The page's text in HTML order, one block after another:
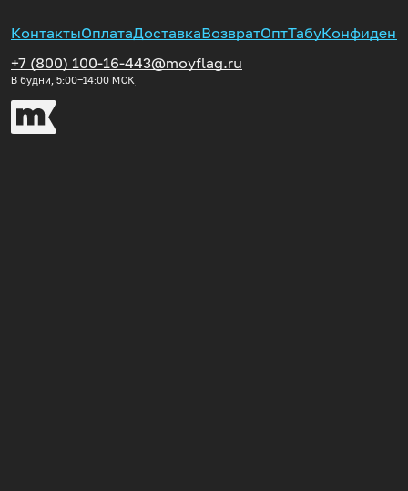
КонтактыОплатаДоставкаВозвратОптТабу
+7 (800) 100-16-44
В будни, 5:00‒14:00 МСК
3@moyflag.ru